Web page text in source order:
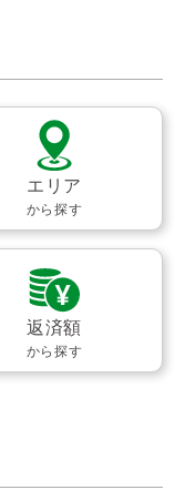
エリア
から探す
返済額
から探す